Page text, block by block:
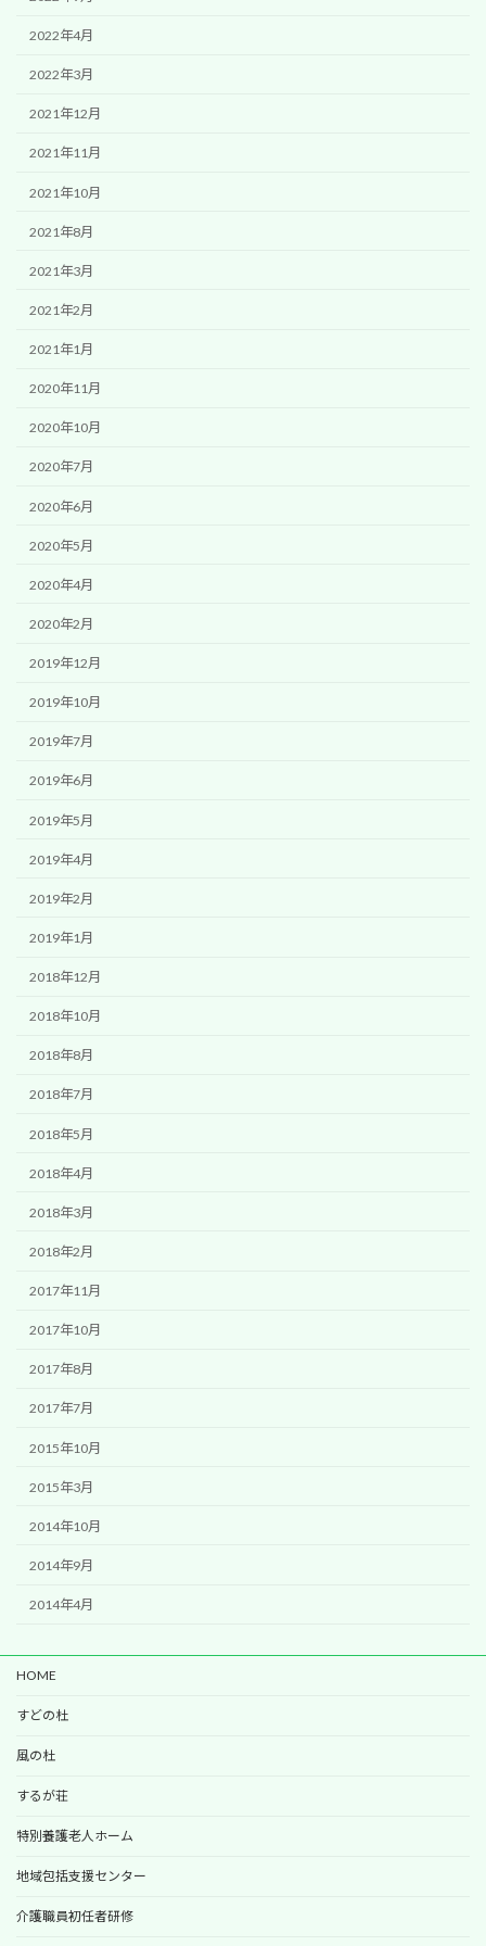
2022年4月
2022年3月
2021年12月
2021年11月
2021年10月
2021年8月
2021年3月
2021年2月
2021年1月
2020年11月
2020年10月
2020年7月
2020年6月
2020年5月
2020年4月
2020年2月
2019年12月
2019年10月
2019年7月
2019年6月
2019年5月
2019年4月
2019年2月
2019年1月
2018年12月
2018年10月
2018年8月
2018年7月
2018年5月
2018年4月
2018年3月
2018年2月
2017年11月
2017年10月
2017年8月
2017年7月
2015年10月
2015年3月
2014年10月
2014年9月
2014年4月
HOME
すどの杜
風の杜
するが荘
特別養護老人ホーム
地域包括支援センター
介護職員初任者研修